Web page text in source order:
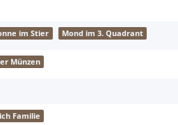
im Stier Mond im 3. Quadrant
Münzen
Familie